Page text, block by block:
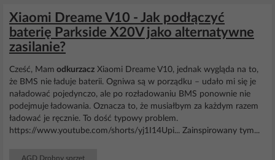
Xiaomi Dreame V10 - Jak podłączyć
baterię Parkside X20V jako alternatywne
zasilanie?
Cześć, Mam odkurzacz Xiaomi Dreame V10, jednak wygląda na to,
że BMS nie ładuje baterii. Ogniwa są w porządku – udało mi się je
naładować pojedynczo, ale po rozładowaniu BMS ponownie nie
podejmuje ładowania. Oznacza to, że musiałbym za każdym razem
ładować je ręcznie. To dość typowy problem.
https://www.youtube.com/shorts/yj1I14Upi... Zainspirowany tym...
AGD Drobny sprzęt